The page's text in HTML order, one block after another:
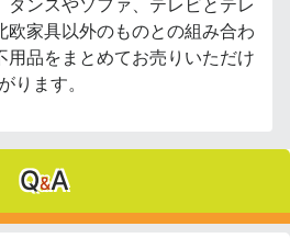
タンスやソファ、テレビとテレ
欧家具以外のものとの組み合わ
用品をまとめてお売りいただけ
ります。
Q&A